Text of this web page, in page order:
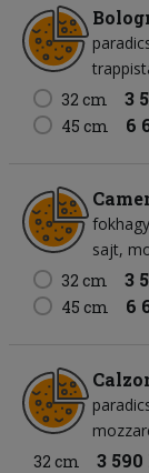
32 cm
3
45 cm 6
sajt
32 cm
3
45 cm 6
32 cm
3 590